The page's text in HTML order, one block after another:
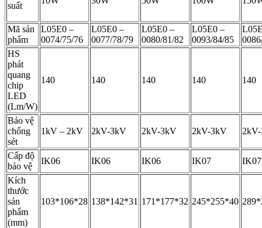
suất
Mã sản
phẩm
L05E0 –
0074/75/76
L05E0 –
0077/78/79
L05E0 –
0080/81/82
L05E0 –
0093/84/85
HS
phát
quang
chip
LED
(Lm/W)
140 140 140 140 140
Bảo vệ
chống
sét
1kV – 2kV 2kV-3kV 2kV-3kV 2kV-3kV
Cấp độ
bảo vệ
IK06 IK06 IK06 IK07
IK07
Kích
thước
sản
phẩm
(mm)
103*106*28 138*142*31 171*177*32 245*255*40